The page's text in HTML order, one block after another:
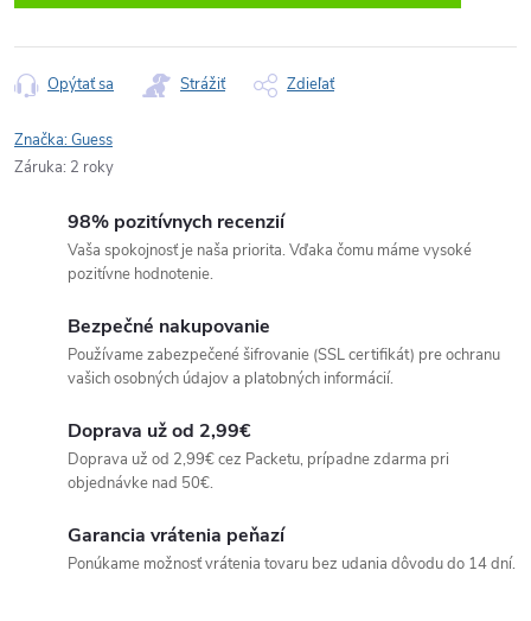
Opýtať sa Strážiť Zdieľať
Značka:Guess
Záruka: 2 roky
98% pozitívnych recenzií
Vaša spokojnosť je naša priorita. Vďaka čomu máme vysoké
pozitívne hodnotenie.
Bezpečné nakupovanie
Používame zabezpečené šifrovanie (SSL certifikát) pre ochranu
vašich osobných údajov a platobných informácií.
Doprava už od 2,99€
Doprava už od 2,99€ cez Packetu, prípadne zdarma pri
objednávke nad 50€.
Garancia vrátenia peňazí
Ponúkame možnosť vrátenia tovaru bez udania dôvodu do 14 dní.